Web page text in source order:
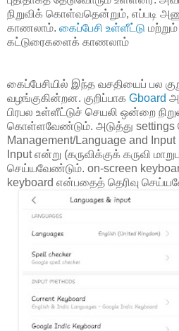
நிறுவிக் கொள்வதென்றும், எப்படி
காணலாம். கைப்பேசி உள்ளீட்டு மற்றும்
கட்டுரைகளைக் காணலாம்
கைப்பேசியில் இந்த வசதியைப் பல
வழங்குகின்றன. குறிப்பாக Gboard
பிரபல உள்ளீட்டுச் செயலி ஒன்றை
கொள்ளவேண்டும். அடுத்து settings
Management/Language and
Input என்று (கருவிக்குக் கருவி
செய்யவேண்டும். on-screen
keyboard என்பதைத் தெரிவு